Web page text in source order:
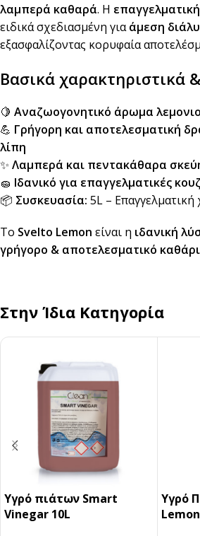
λαμπερά καθαρά. Η
ειδικά σχεδιασμένη γιαάμεση
εξασφαλίζοντας κορυφαία
Βασικά χαρακτηριστικά
🍋 Αναζωογονητικό άρωμα
💪 Γρήγορη και αποτελεσματική
λίπη
✨ Λαμπερά και πεντακάθαρα
🧽 Ιδανικό για επαγγελματικές
📦 Συσκευασία: 5L –
Το Svelto Lemon είναι η ιδανική
γρήγορο & αποτελεσματικό
Στην Ίδια Κατηγορία
Υγρό πιάτων Smart
Vinegar 10L
Υγρό